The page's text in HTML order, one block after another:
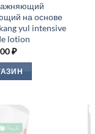
на основе
yul intensive
lotion
₽